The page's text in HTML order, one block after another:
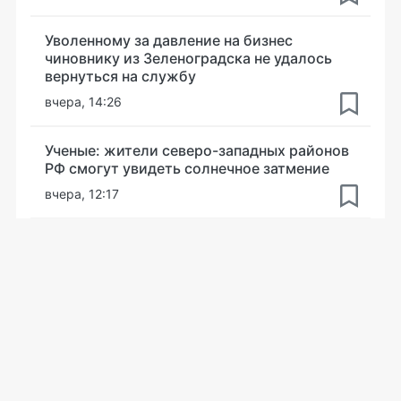
Уволенному за давление на бизнес
чиновнику из Зеленоградска не удалось
вернуться на службу
вчера, 14:26
Ученые: жители северо-западных районов
РФ смогут увидеть солнечное затмение
вчера, 12:17